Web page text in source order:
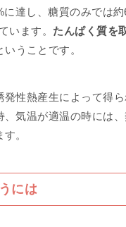
に達し、糖質のみでは
います。 たんぱく質を
いうことです。
発性熱産生によって得
、気温が適温の時には
。
には